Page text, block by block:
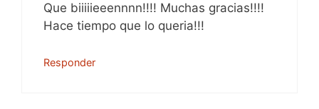
Que biiiiieeennnn!!!! Muchas gracias!!!!
Hace tiempo que lo queria!!!
Responder